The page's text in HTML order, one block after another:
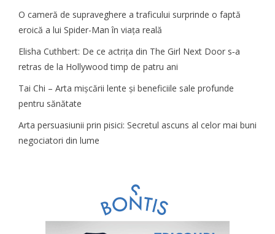
O cameră de supraveghere a traficului surprinde o faptă
eroică a lui Spider-Man în viața reală
Elisha Cuthbert: De ce actrița din The Girl Next Door s‑a
retras de la Hollywood timp de patru ani
Tai Chi – Arta mișcării lente și beneficiile sale profunde
pentru sănătate
Arta persuasiunii prin pisici: Secretul ascuns al celor mai buni
negociatori din lume